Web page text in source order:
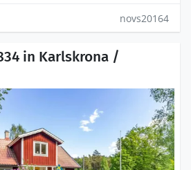
novs20164
in Karlskrona /